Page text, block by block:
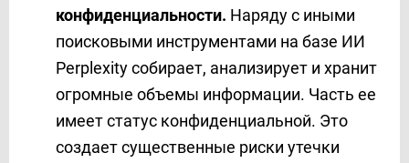
конфиденциальности. Наряду с иными
поисковыми инструментами на базе ИИ
Perplexity собирает, анализирует и хранит
огромные объемы информации. Часть ее
имеет статус конфиденциальной. Это
создает существенные риски утечки